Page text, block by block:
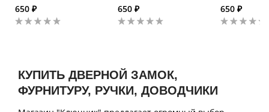
650 ₽ 650 ₽ 650 ₽
КУПИТЬ ДВЕРНОЙ ЗАМОК,
ФУРНИТУРУ, РУЧКИ, ДОВОДЧИКИ